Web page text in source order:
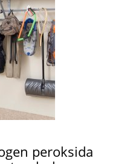
peroksida